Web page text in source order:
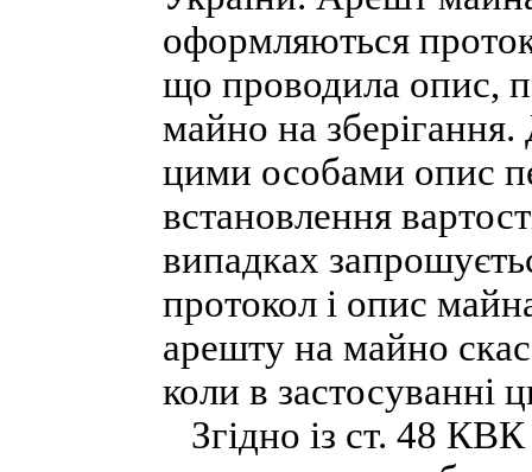
оформляються
що проводила опис,
майно на
цими особами опис
встановлення
випадках
протокол і опис
арешту на майно
коли в застосуванні
Згідно із ст. 48